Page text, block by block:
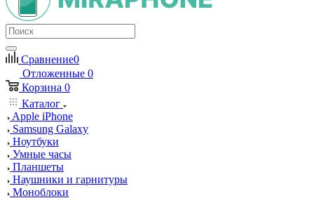
Сравнение0
Отложенные 0
Корзина 0
Каталог
Apple iPhone
Samsung Galaxy
Ноутбуки
Умные часы
Планшеты
Наушники и гарнитуры
Моноблоки